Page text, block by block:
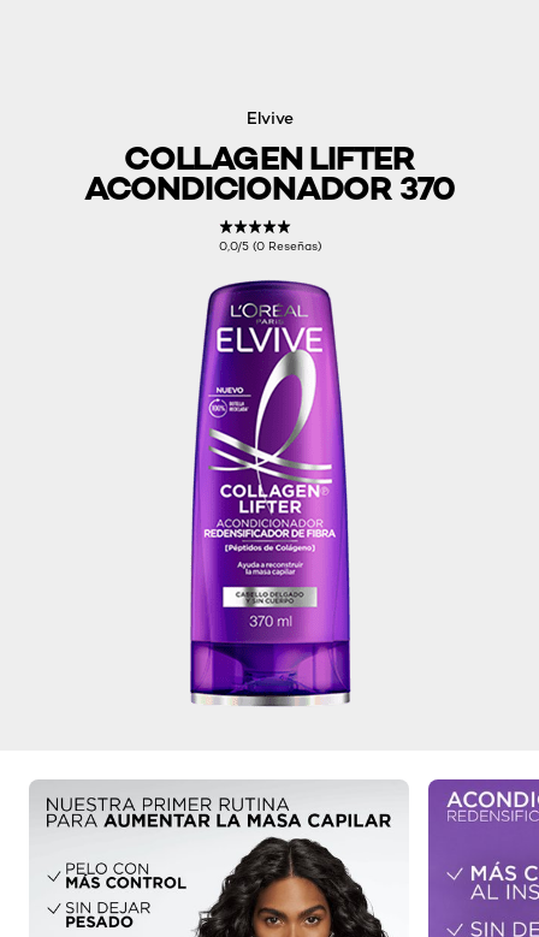
Elvive
COLLAGEN LIFTER
ACONDICIONADOR 370
0,0/5 (0 Reseñas)